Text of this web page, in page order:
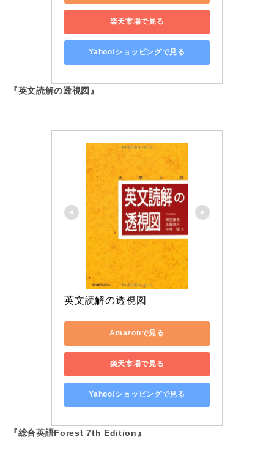
楽天市場で見る
Yahoo!ショッピングで見る
『英文読解の透視図』
英文読解の透視図
Amazonで見る
楽天市場で見る
Yahoo!ショッピングで見る
『総合英語Forest 7th Edition』